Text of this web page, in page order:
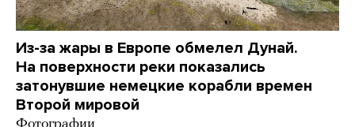
Из-за жары в Европе обмелел Дунай.
На поверхности реки показались
затонувшие немецкие корабли времен
Второй мировой